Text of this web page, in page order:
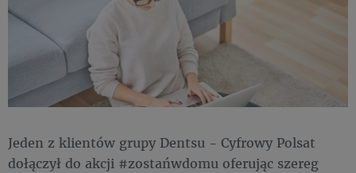
Jeden z klientów grupy Dentsu - Cyfrowy Polsat
dołączył do akcji #zostańwdomu oferując szereg